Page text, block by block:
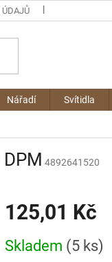
ÚDAJŮ
Nářadí Svítidla
4892641520
125,01 Kč
cena:
Skladem (5 ks)